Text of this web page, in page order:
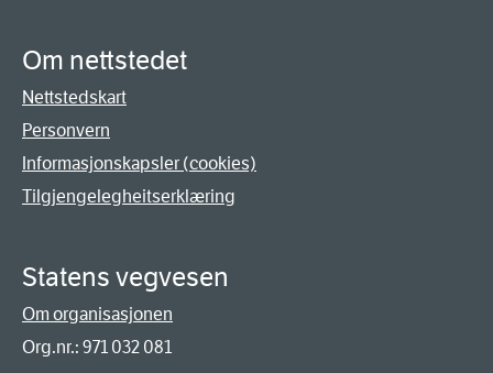
Om nettstedet
Nettstedskart
Personvern
Informasjonskapsler (cookies)
Tilgjengelegheitserklæring
Statens vegvesen
Om organisasjonen
Org.nr.: 971 032 081